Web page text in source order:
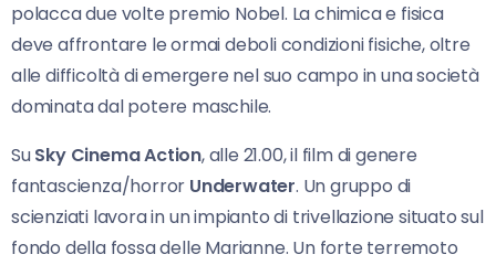
polacca due volte premio Nobel. La chimica e fisica
deve affrontare le ormai deboli condizioni fisiche, oltre
alle difficoltà di emergere nel suo campo in una società
dominata dal potere maschile.
SuSky Cinema Action, alle 21.00, il film di genere
fantascienza/horror Underwater. Un gruppo di
scienziati lavora in un impianto di trivellazione situato sul
fondo della fossa delle Marianne. Un forte terremoto